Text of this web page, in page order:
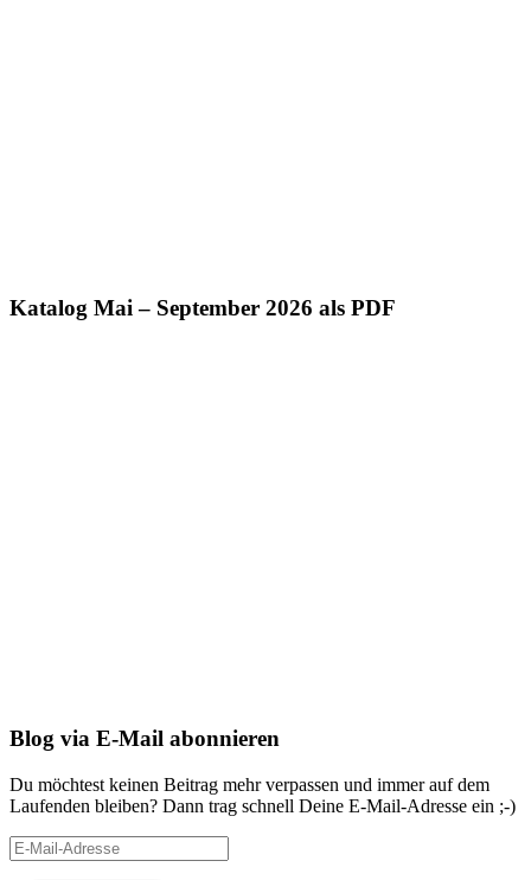
Katalog Mai – September 2026 als PDF
Blog via E-Mail abonnieren
Du möchtest keinen Beitrag mehr verpassen und immer auf dem
Laufenden bleiben? Dann trag schnell Deine E-Mail-Adresse ein ;-)
E-
Mail-